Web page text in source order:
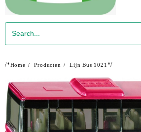
/*Home Producten Lijn Bus 1021 */